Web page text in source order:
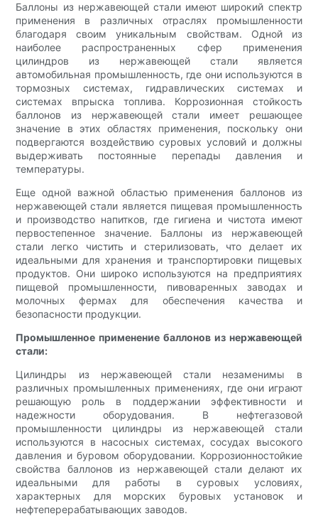
Баллоны из нержавеющей стали имеют широкий спектр
применения в различных отраслях промышленности
благодаря своим уникальным свойствам. Одной из
наиболее распространенных сфер применения
цилиндров из нержавеющей стали является
автомобильная промышленность, где они используются в
тормозных системах, гидравлических системах и
системах впрыска топлива. Коррозионная стойкость
баллонов из нержавеющей стали имеет решающее
значение в этих областях применения, поскольку они
подвергаются воздействию суровых условий и должны
выдерживать постоянные перепады давления и
температуры.
Еще одной важной областью применения баллонов из
нержавеющей стали является пищевая промышленность
и производство напитков, где гигиена и чистота имеют
первостепенное значение. Баллоны из нержавеющей
стали легко чистить и стерилизовать, что делает их
идеальными для хранения и транспортировки пищевых
продуктов. Они широко используются на предприятиях
пищевой промышленности, пивоваренных заводах и
молочных фермах для обеспечения качества и
безопасности продукции.
Промышленное применение баллонов из нержавеющей
стали:
Цилиндры из нержавеющей стали незаменимы в
различных промышленных применениях, где они играют
решающую роль в поддержании эффективности и
надежности оборудования. В нефтегазовой
промышленности цилиндры из нержавеющей стали
используются в насосных системах, сосудах высокого
давления и буровом оборудовании. Коррозионностойкие
свойства баллонов из нержавеющей стали делают их
идеальными для работы в суровых условиях,
характерных для морских буровых установок и
нефтеперерабатывающих заводов.